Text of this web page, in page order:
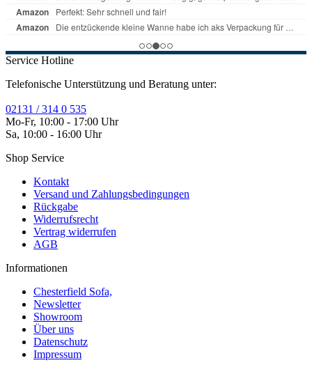
Service Hotline
Telefonische Unterstützung und Beratung unter:
02131 / 314 0 535
Mo-Fr, 10:00 - 17:00 Uhr
Sa, 10:00 - 16:00 Uhr
Shop Service
Kontakt
Versand und Zahlungsbedingungen
Rückgabe
Widerrufsrecht
Vertrag widerrufen
AGB
Informationen
Chesterfield Sofa,
Newsletter
Showroom
Über uns
Datenschutz
Impressum